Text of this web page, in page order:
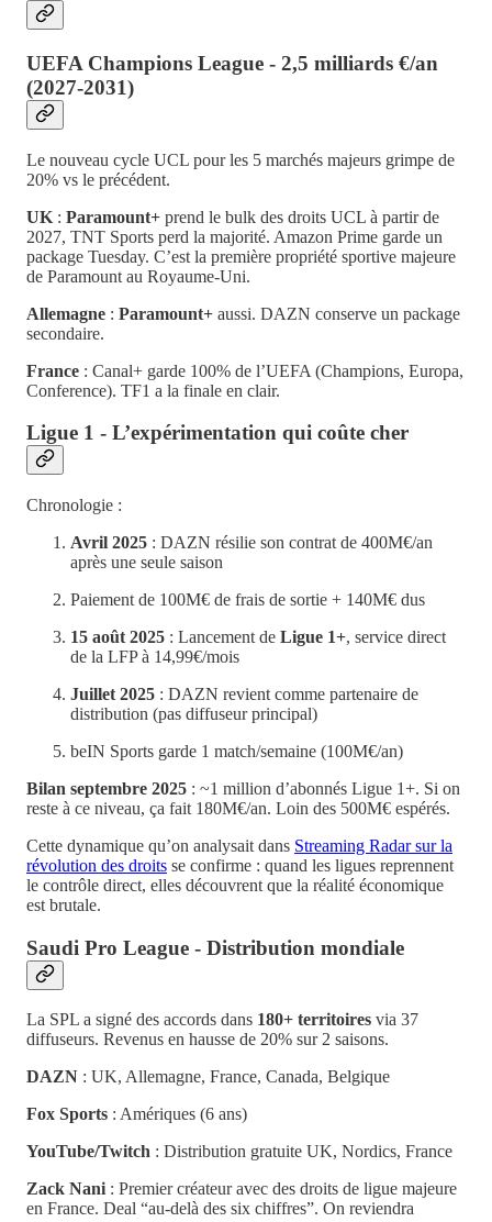
UEFA Champions League - 2,5 milliards €/an
(2027-2031)
Le nouveau cycle UCL pour les 5 marchés majeurs grimpe de
20% vs le précédent.
UK : Paramount+ prend le bulk des droits UCL à partir de
2027, TNT Sports perd la majorité. Amazon Prime garde un
package Tuesday. C’est la première propriété sportive majeure
de Paramount au Royaume-Uni.
Allemagne : Paramount+ aussi. DAZN conserve un package
secondaire.
France : Canal+ garde 100% de l’UEFA (Champions, Europa,
Conference). TF1 a la finale en clair.
Ligue 1 - L’expérimentation qui coûte cher
Chronologie :
Avril 2025 : DAZN résilie son contrat de 400M€/an
après une seule saison
Paiement de 100M€ de frais de sortie + 140M€ dus
15 août 2025 : Lancement de Ligue 1+, service direct
de la LFP à 14,99€/mois
Juillet 2025 : DAZN revient comme partenaire de
distribution (pas diffuseur principal)
beIN Sports garde 1 match/semaine (100M€/an)
Bilan septembre 2025 : ~1 million d’abonnés Ligue 1+. Si on
reste à ce niveau, ça fait 180M€/an. Loin des 500M€ espérés.
Cette dynamique qu’on analysait dans Streaming Radar sur la
révolution des droits se confirme : quand les ligues reprennent
le contrôle direct, elles découvrent que la réalité économique
est brutale.
Saudi Pro League - Distribution mondiale
La SPL a signé des accords dans 180+ territoires via 37
diffuseurs. Revenus en hausse de 20% sur 2 saisons.
DAZN : UK, Allemagne, France, Canada, Belgique
Fox Sports : Amériques (6 ans)
YouTube/Twitch : Distribution gratuite UK, Nordics, France
Zack Nani: Premier créateur avec des droits de ligue majeure
en France. Deal “au-delà des six chiffres”. On reviendra